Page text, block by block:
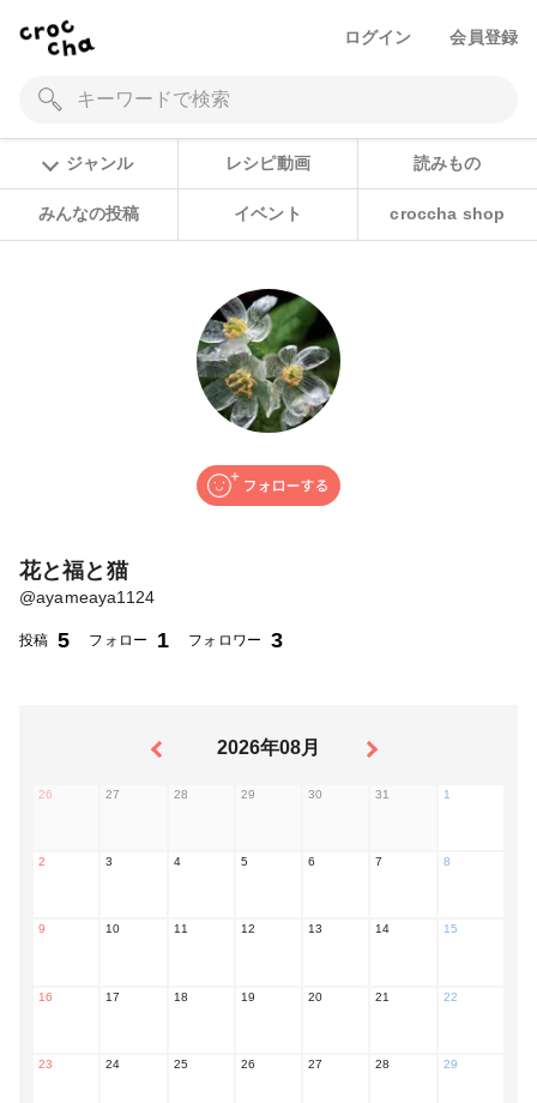
ログイン 会員登録
ジャンル レシピ動画 読みもの
みんなの投稿 イベント croccha shop
花と福と猫
@ayameaya1124
投稿 5 フォロー 1 フォロワー 3
2026年08月
26 27 28 29 30 31 1
2 3 4 5 6 7 8
9 10 11 12 13 14 15
16 17 18 19 20 21 22
23 24 25 26 27 28 29